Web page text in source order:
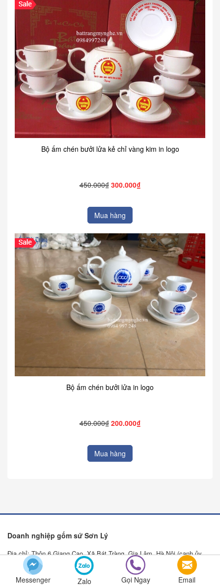
Bộ ấm chén bưởi lửa kẻ chỉ vàng kim in logo
450.000₫ 300.000₫
Mua hàng
Bộ ấm chén bưởi lửa in logo
450.000₫ 200.000₫
Mua hàng
Doanh nghiệp gốm sứ Sơn Lý
Địa chỉ: Thôn 6 Giang Cao, Xã Bát Tràng, Gia Lâm, Hà Nội (cạnh ủy
ban nhân dân xã Bát Tràng).
Xưởng sản xuất: KCN làng nghề Bát Tràng, Gia lâm, Hà Nội.
Messenger Zalo Gọi Ngay Email